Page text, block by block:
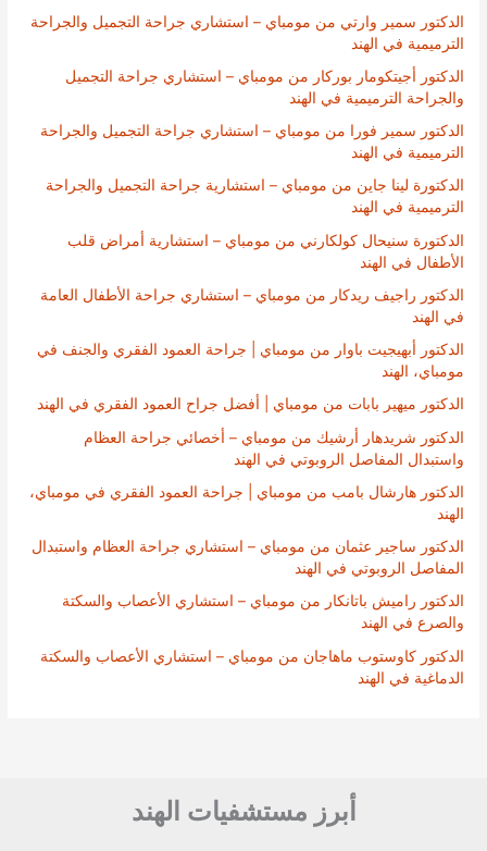
الدكتور سمير وارتي من مومباي – استشاري جراحة التجميل والجراحة
الترميمية في الهند
الدكتور أجيتكومار بوركار من مومباي – استشاري جراحة التجميل
والجراحة الترميمية في الهند
الدكتور سمير فورا من مومباي – استشاري جراحة التجميل والجراحة
الترميمية في الهند
الدكتورة لينا جاين من مومباي – استشارية جراحة التجميل والجراحة
الترميمية في الهند
الدكتورة سنيحال كولكارني من مومباي – استشارية أمراض قلب
الأطفال في الهند
الدكتور راجيف ريدكار من مومباي – استشاري جراحة الأطفال العامة
في الهند
الدكتور أبهيجيت باوار من مومباي | جراحة العمود الفقري والجنف في
مومباي، الهند
الدكتور ميهير بابات من مومباي | أفضل جراح العمود الفقري في الهند
الدكتور شريدهار أرشيك من مومباي – أخصائي جراحة العظام
واستبدال المفاصل الروبوتي في الهند
الدكتور هارشال بامب من مومباي | جراحة العمود الفقري في مومباي،
الهند
الدكتور ساجير عثمان من مومباي – استشاري جراحة العظام واستبدال
المفاصل الروبوتي في الهند
الدكتور راميش باتانكار من مومباي – استشاري الأعصاب والسكتة
والصرع في الهند
الدكتور كاوستوب ماهاجان من مومباي – استشاري الأعصاب والسكتة
الدماغية في الهند
أبرز مستشفيات الهند